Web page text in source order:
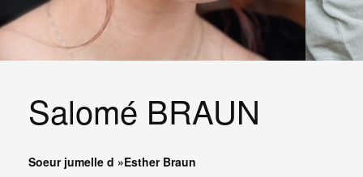
Salomé BRAUN
Soeur jumelle d »Esther Braun